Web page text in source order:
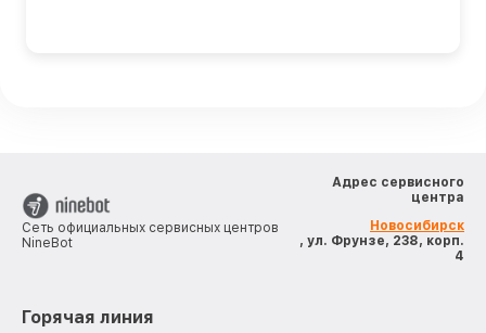
Сеть официальных сервисных центров
NineBot
Адрес сервисного
центра
Новосибирск
, ул. Фрунзе, 238, корп.
4
Горячая линия